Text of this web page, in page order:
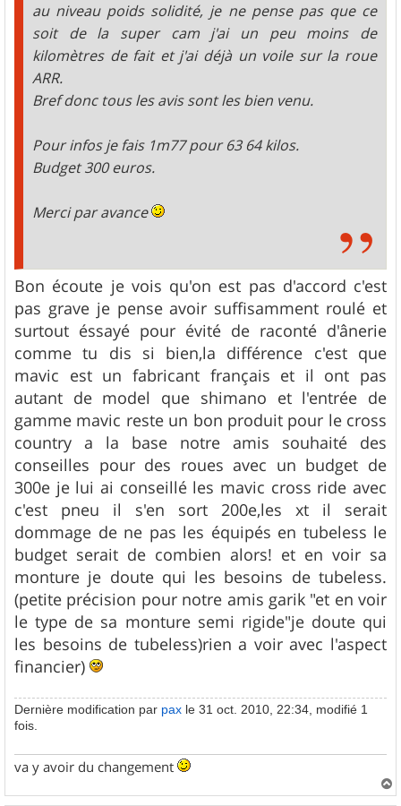
au niveau poids solidité, je ne pense pas que ce
soit de la super cam j'ai un peu moins de
kilomètres de fait et j'ai déjà un voile sur la roue
ARR.
Bref donc tous les avis sont les bien venu.
Pour infos je fais 1m77 pour 63 64 kilos.
Budget 300 euros.
Merci par avance
Bon écoute je vois qu'on est pas d'accord c'est
pas grave je pense avoir suffisamment roulé et
surtout éssayé pour évité de raconté d'ânerie
comme tu dis si bien,la différence c'est que
mavic est un fabricant français et il ont pas
autant de model que shimano et l'entrée de
gamme mavic reste un bon produit pour le cross
country a la base notre amis souhaité des
conseilles pour des roues avec un budget de
300e je lui ai conseillé les mavic cross ride avec
c'est pneu il s'en sort 200e,les xt il serait
dommage de ne pas les équipés en tubeless le
budget serait de combien alors! et en voir sa
monture je doute qui les besoins de tubeless.
(petite précision pour notre amis garik "et en voir
le type de sa monture semi rigide"je doute qui
les besoins de tubeless)rien a voir avec l'aspect
financier)
Dernière modification par pax le 31 oct. 2010, 22:34, modifié 1
fois.
va y avoir du changement
a